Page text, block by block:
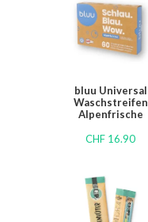
bluu Universal
Waschstreifen
Alpenfrische
CHF 16.90